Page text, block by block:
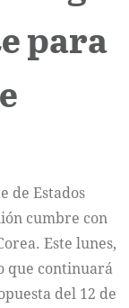
para
de Estados
cumbre con
Este lunes,
que continuará
del 12 de